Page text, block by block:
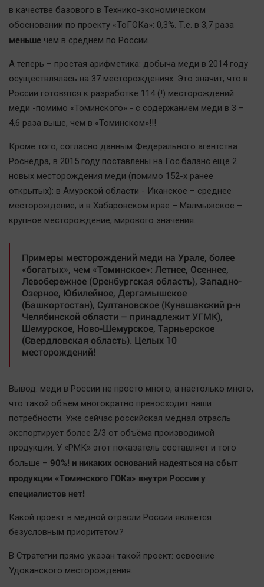
в качестве базового в Технико-экономическом
обосновании по проекту «ТоГОКа»: 0,3%. Т.е. в 3,7 раза
меньше чем в среднем по России.
А теперь – простая арифметика: добыча меди в 2014 году
осуществлялась на 37 месторождениях. Это значит, что в
России готовятся к разработке 114 (!) месторождений
меди -помимо «Томинского» - с содержанием меди в 3 –
4,6 раза выше, чем в «Томинском»!!!
Кроме того, согласно данным Федерального агентства
Роснедра, в 2015 году поставлены на Гос.баланс ещё 2
новых месторождения меди (помимо 152-х ранее
открытых): в Амурской области - Иканское – среднее
месторождение, и в Хабаровском крае – Малмыжское –
крупное месторождение, мирового значения.
Примеры месторождений меди на Урале, более
«богатых», чем «Томинское»: Летнее, Осеннее,
Левобережное (Оренбургская область), Западно-
Озерное, Юбилейное, Дергамышское
(Башкортостан), Султановское (Кунашакский р-н
Челябинской области – принадлежит УГМК),
Шемурское, Ново-Шемурское, Тарньерское
(Свердловская область). Целых 10
месторождений!
Вывод: меди в России не просто много, а настолько много,
что такой объём многократно превосходит наши
потребности. Уже сейчас российская медная отрасль
экспортирует более 2/3 от объёма производимой
продукции. У «РМК» этот показатель составляет и того
больше – 90%! и никаких оснований надеяться на сбыт
продукции «Томинского ГОКа» внутри России у
специалистов нет!
Какой проект в медной отрасли России является
безусловным приоритетом?
В Стратегии прямо указан такой проект: освоение
Удоканского месторождения.